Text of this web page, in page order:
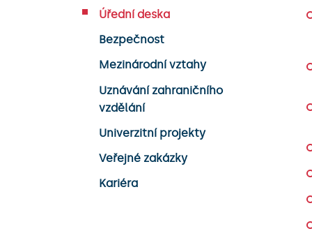
Úřední deska
Bezpečnost
Mezinárodní vztahy
Uznávání zahraničního
vzdělání
Univerzitní projekty
Veřejné zakázky
Kariéra